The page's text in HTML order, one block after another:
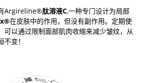
Argireline®肽溶液C,一种专门设计为局部
在皮肤中的作用，但没有副作用。定期使
可以通过限制面部肌肉收缩来减少皱纹，从
变！